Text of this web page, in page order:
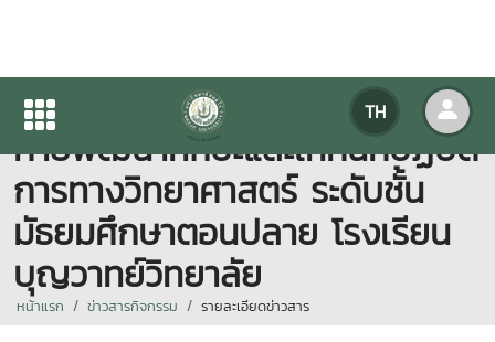
TH
คณะวิทยาศาสตร์ จัดกิจกรรม
ค่ายพัฒนาทักษะและเทคนิคปฏิบัติ
การทางวิทยาศาสตร์ ระดับชั้น
มัธยมศึกษาตอนปลาย โรงเรียน
บุญวาทย์วิทยาลัย
หน้าแรก ข่าวสารกิจกรรม รายละเอียดข่าวสาร